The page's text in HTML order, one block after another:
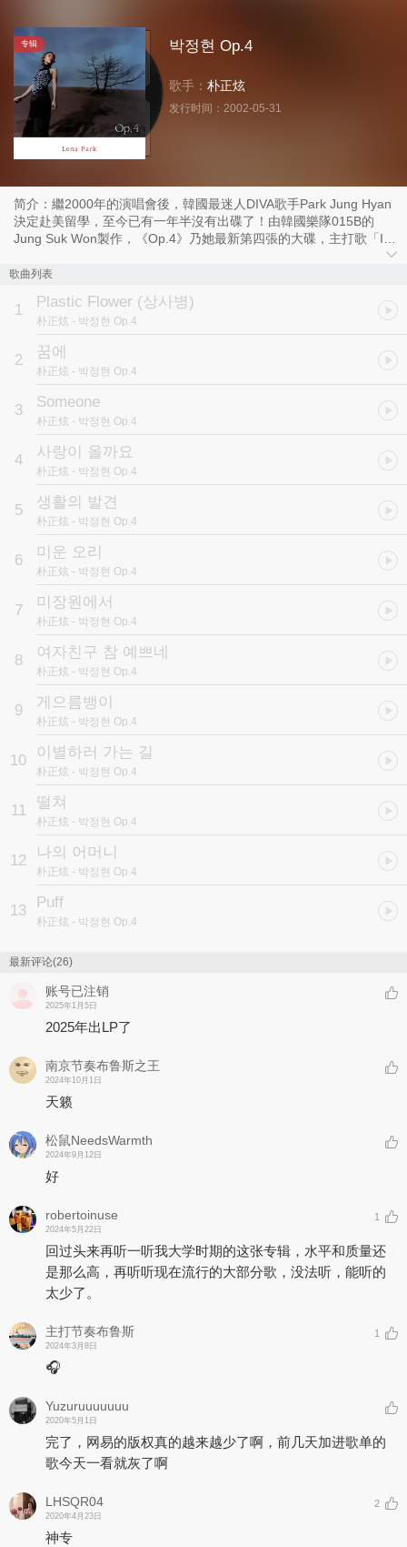
专辑 박정현 Op.4
歌手： 朴正炫
发行时间： 2002-05-31
简介：繼2000年的演唱會後，韓國最迷人DIVA歌手Park Jung Hyan
決定赴美留學，至今已有一年半沒有出碟了！由韓國樂隊015B的
Jung Suk Won製作，《Op.4》乃她最新第四張的大碟，主打歌「In
「Someone」和「Question about Love」亦力証她在當今韓國R&B
如任何一首荷里活的原聲作曲之選；由管弦樂助陣，加上她強而有力
的聲線，「A Beauty Salon」絕對是另一首誠意之作！ Lena
「Glorious」一曲；如果等不到她這場演唱會的話，她的最新大碟必
然是你最佳的選擇！
歌曲列表
1 Plastic Flower (상사병)
朴正炫 - 박정현 Op.4
2 꿈에
朴正炫 - 박정현 Op.4
3 Someone
朴正炫 - 박정현 Op.4
4 사랑이 올까요
朴正炫 - 박정현 Op.4
5 생활의 발견
朴正炫 - 박정현 Op.4
6 미운 오리
朴正炫 - 박정현 Op.4
7 미장원에서
朴正炫 - 박정현 Op.4
8 여자친구 참 예쁘네
朴正炫 - 박정현 Op.4
9 게으름뱅이
朴正炫 - 박정현 Op.4
10 이별하러 가는 길
朴正炫 - 박정현 Op.4
11 떨쳐
朴正炫 - 박정현 Op.4
12 나의 어머니
朴正炫 - 박정현 Op.4
13 Puff
朴正炫 - 박정현 Op.4
最新评论(26)
账号已注销
2025年1月5日
2025年出LP了
南京节奏布鲁斯之王
2024年10月1日
天籁
松鼠NeedsWarmth
2024年9月12日
好
robertoinuse
2024年5月22日
1
回过头来再听一听我大学时期的这张专辑，水平和质量还
是那么高，再听听现在流行的大部分歌，没法听，能听的
太少了。
主打节奏布鲁斯
2024年3月8日
1
🎧
Yuzuruuuuuuu
2020年5月1日
完了，网易的版权真的越来越少了啊，前几天加进歌单的
歌今天一看就灰了啊
LHSQR04
2020年4月23日
2
神专